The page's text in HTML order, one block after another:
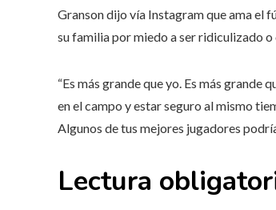
Granson dijo vía Instagram que ama el
su familia por miedo a ser ridiculizado
“Es más grande que yo. Es más grande
en el campo y estar seguro al mismo
Algunos de tus mejores jugadores
Lectura